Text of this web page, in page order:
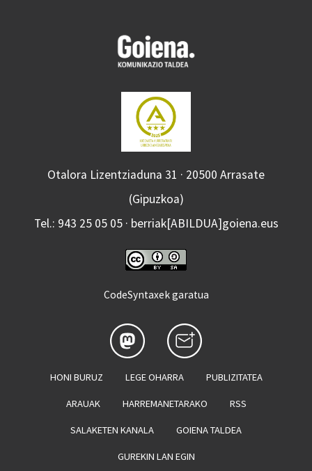
Otalora Lizentziaduna 31 · 20500 Arrasate
(Gipuzkoa)
Tel.: 943 25 05 05 · berriak[ABILDUA]goiena.eus
CodeSyntaxek garatua
HONI BURUZ LEGE OHARRA PUBLIZITATEA
ARAUAK HARREMANETARAKO RSS
SALAKETEN KANALA GOIENA TALDEA
GUREKIN LAN EGIN